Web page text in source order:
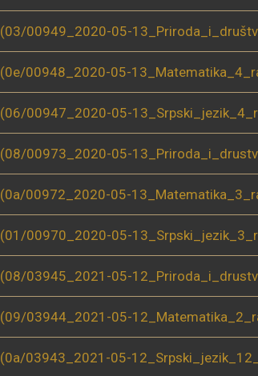
(03/00949_2020-05-
(0e/00948_2020-05-
(06/00947_2020-05-
(08/00973_2020-05-
(0a/00972_2020-05-
(01/00970_2020-05-
(08/03945_2021-05-
(09/03944_2021-05-
(0a/03943_2021-05-